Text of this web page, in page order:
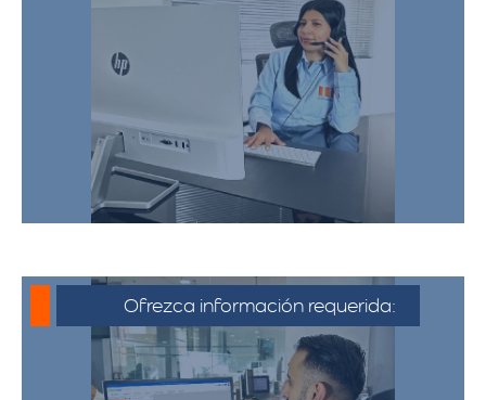
Para iniciar el proceso de solicitud de
cotización, puede comunicarse a través
de whatsapp haciendo click en cotizar.​
Ofrezca información requerida:
Debe proporcionar información detallada